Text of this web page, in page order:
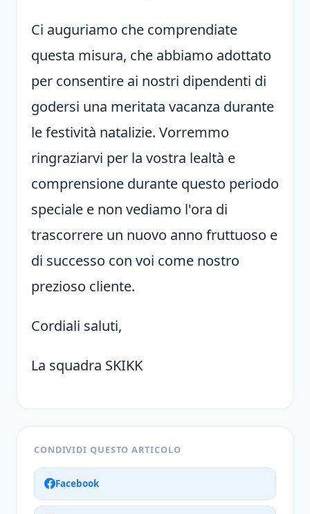
Ci auguriamo che comprendiate
questa misura, che abbiamo adottato
per consentire ai nostri dipendenti di
godersi una meritata vacanza durante
le festività natalizie. Vorremmo
ringraziarvi per la vostra lealtà e
comprensione durante questo periodo
speciale e non vediamo l'ora di
trascorrere un nuovo anno fruttuoso e
di successo con voi come nostro
prezioso cliente.
Cordiali saluti,
La squadra SKIKK
CONDIVIDI QUESTO ARTICOLO
Facebook